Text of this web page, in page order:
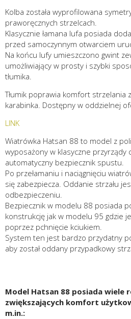
Kolba została wyprofilowana
praworęcznych strzelcach.
Klasycznie łamana lufa posiada
przed samoczynnym otwarciem
Na końcu lufy umieszczono gwint
umożliwiający w prosty i szybki
tłumika.
Tłumik poprawia komfort strzelania
karabinka. Dostępny w oddzielnej
LINK
Wiatrówka Hatsan 88 to model z
wyposażony w klasyczne przyrządy
automatyczny bezpiecznik spustu.
Po przełamaniu i naciągnięciu
się zabezpiecza. Oddanie strzału
odbezpieczeniu.
Bezpiecznik w modelu 88 posiada
konstrukcję jak w modelu 95 gdzie
poprzez pchnięcie kciukiem.
System ten jest bardzo przydatny
aby został oddany przypadkowy
Model Hatsan 88 posiada wiele
zwiększających komfort
m.in.: